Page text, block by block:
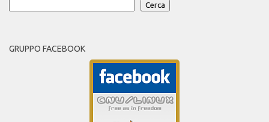
Cerca
GRUPPO FACEBOOK